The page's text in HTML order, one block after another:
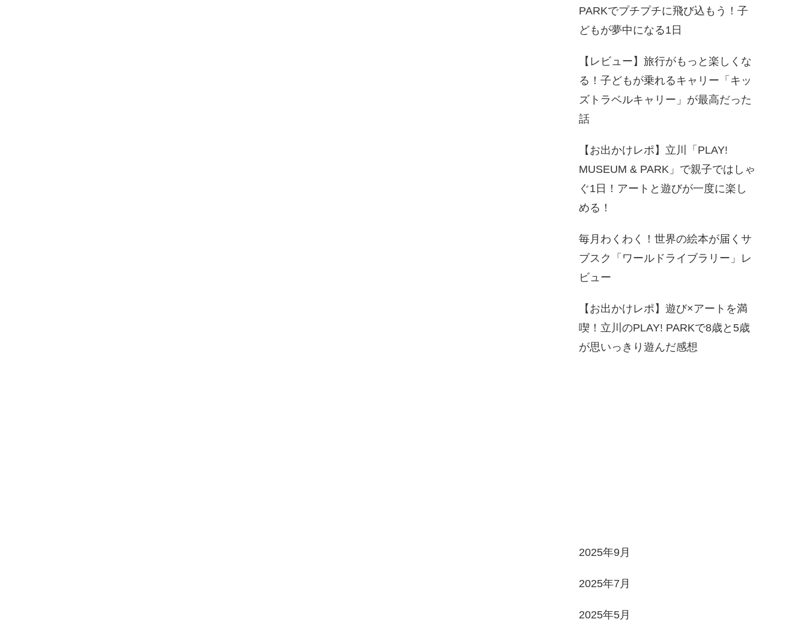
PARKでプチプチに飛び込もう！子
どもが夢中になる1日
【レビュー】旅行がもっと楽しくな
る！子どもが乗れるキャリー「キッ
ズトラベルキャリー」が最高だった
話
【お出かけレポ】立川「PLAY!
MUSEUM & PARK」で親子ではしゃ
ぐ1日！アートと遊びが一度に楽し
める！
毎月わくわく！世界の絵本が届くサ
ブスク「ワールドライブラリー」レ
ビュー
【お出かけレポ】遊び×アートを満
喫！立川のPLAY! PARKで8歳と5歳
が思いっきり遊んだ感想
2025年9月
2025年7月
2025年5月